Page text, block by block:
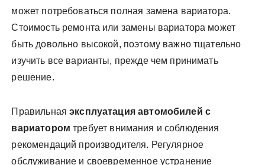
может потребоваться полная замена вариатора.
Стоимость ремонта или замены вариатора может
быть довольно высокой, поэтому важно тщательно
изучить все варианты, прежде чем принимать
решение.
Правильнаяэксплуатация автомобилей с
вариатором требует внимания и соблюдения
рекомендаций производителя. Регулярное
обслуживание и своевременное устранение